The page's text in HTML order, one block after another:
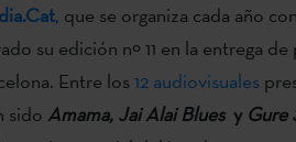
, que se organiza cada año
su edición nº 11 en la entrega
Entre los12 audiovisuales
sido Amama, Jai Alai Blues y Gure